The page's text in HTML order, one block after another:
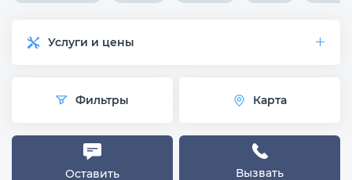
Услуги и цены
Фильтры Карта
Оставить
Вызвать